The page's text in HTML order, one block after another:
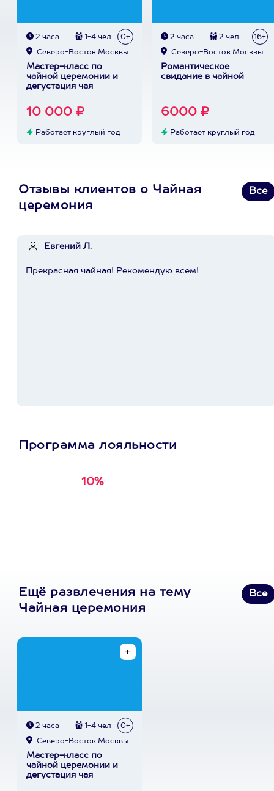
2 часа 1-4 чел 0+
Северо-Восток Москвы
Мастер-класс по
чайной церемонии и
дегустация чая
10 000 ₽
Работает круглый год
2 часа 2 чел 16+
Северо-Восток Москвы
Романтическое
свидание в чайной
6000 ₽
Работает круглый год
Отзывы клиентов о Чайная
церемония
Все
Евгений Л.
Прекрасная чайная! Рекомендую всем!
Программа лояльности
10%
Ещё развлечения на тему
Чайная церемония
Все
2 часа 1-4 чел 0+
Северо-Восток Москвы
Мастер-класс по
чайной церемонии и
дегустация чая